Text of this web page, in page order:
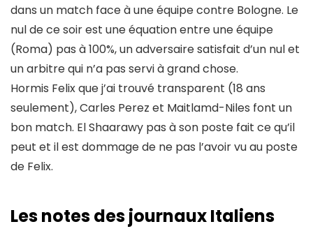
dans un match face à une équipe contre Bologne. Le
nul de ce soir est une équation entre une équipe
(Roma) pas à 100%, un adversaire satisfait d’un nul et
un arbitre qui n’a pas servi à grand chose.
Hormis Felix que j’ai trouvé transparent (18 ans
seulement), Carles Perez et Maitlamd-Niles font un
bon match. El Shaarawy pas à son poste fait ce qu’il
peut et il est dommage de ne pas l’avoir vu au poste
de Felix.
Les notes des journaux Italiens